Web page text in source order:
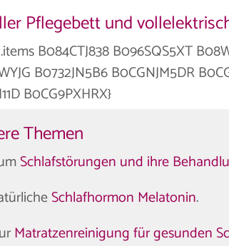
Pflegebett und
B084CTJ838 B096SQS5XT
B0732JN5B6 B0CGNJM5DR
B0CG9PXHRX}
Themen
Schlafstörungen und ihre
Schlafhormon Melatonin.
Matratzenreinigung für gesunden